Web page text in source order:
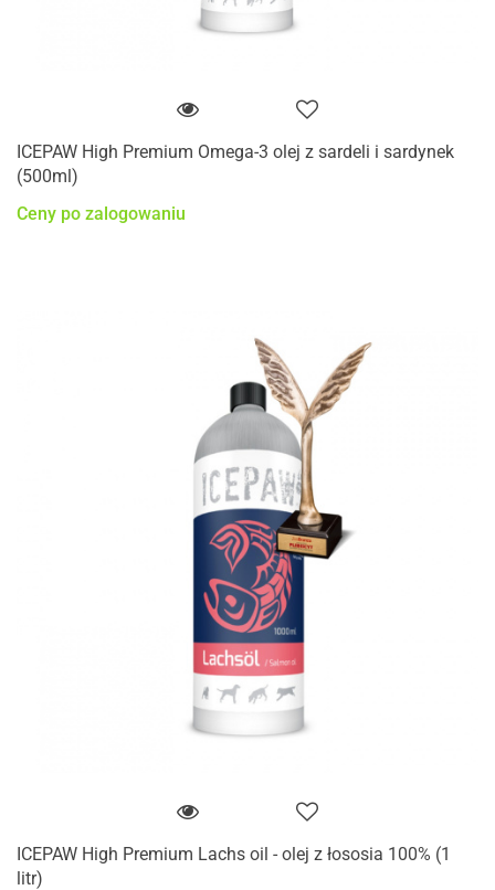
ICEPAW High Premium Omega-3 olej z sardeli i sardynek
(500ml)
Ceny po zalogowaniu
ICEPAW High Premium Lachs oil - olej z łososia 100% (1
litr)